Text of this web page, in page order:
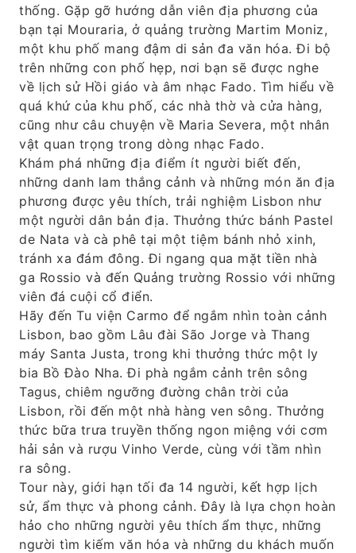
thống. Gặp gỡ hướng dẫn viên địa phương của
bạn tại Mouraria, ở quảng trường Martim Moniz,
một khu phố mang đậm di sản đa văn hóa. Đi bộ
trên những con phố hẹp, nơi bạn sẽ được nghe
về lịch sử Hồi giáo và âm nhạc Fado. Tìm hiểu về
quá khứ của khu phố, các nhà thờ và cửa hàng,
cũng như câu chuyện về Maria Severa, một nhân
vật quan trọng trong dòng nhạc Fado.
Khám phá những địa điểm ít người biết đến,
những danh lam thắng cảnh và những món ăn địa
phương được yêu thích, trải nghiệm Lisbon như
một người dân bản địa. Thưởng thức bánh Pastel
de Nata và cà phê tại một tiệm bánh nhỏ xinh,
tránh xa đám đông. Đi ngang qua mặt tiền nhà
ga Rossio và đến Quảng trường Rossio với những
viên đá cuội cổ điển.
Hãy đến Tu viện Carmo để ngắm nhìn toàn cảnh
Lisbon, bao gồm Lâu đài São Jorge và Thang
máy Santa Justa, trong khi thưởng thức một ly
bia Bồ Đào Nha. Đi phà ngắm cảnh trên sông
Tagus, chiêm ngưỡng đường chân trời của
Lisbon, rồi đến một nhà hàng ven sông. Thưởng
thức bữa trưa truyền thống ngon miệng với cơm
hải sản và rượu Vinho Verde, cùng với tầm nhìn
ra sông.
Tour này, giới hạn tối đa 14 người, kết hợp lịch
sử, ẩm thực và phong cảnh. Đây là lựa chọn hoàn
hảo cho những người yêu thích ẩm thực, những
người tìm kiếm văn hóa và những du khách muốn